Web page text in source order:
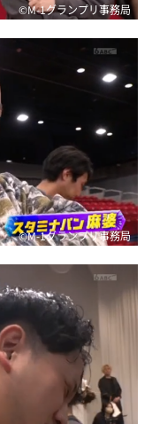
©M-1グランプリ事務局
©M-1グランプリ事務局